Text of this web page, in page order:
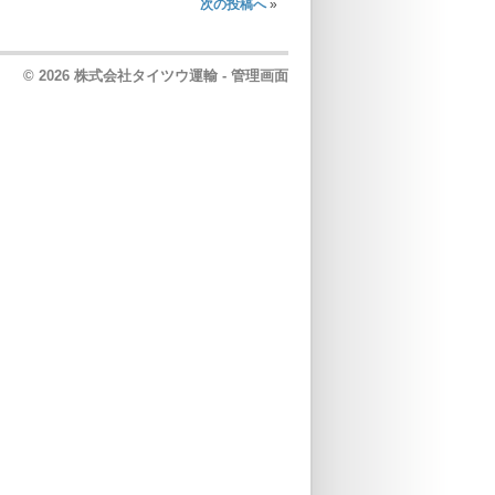
次の投稿へ»
© 2026 株式会社タイツウ運輸 - 管理画面